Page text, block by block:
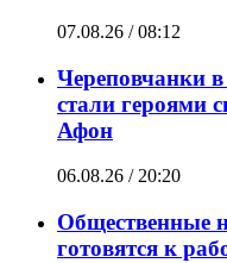
07.08.26 / 08:12
Череповчанки
стали героями
Афон
06.08.26 / 20:20
Общественные
готовятся к